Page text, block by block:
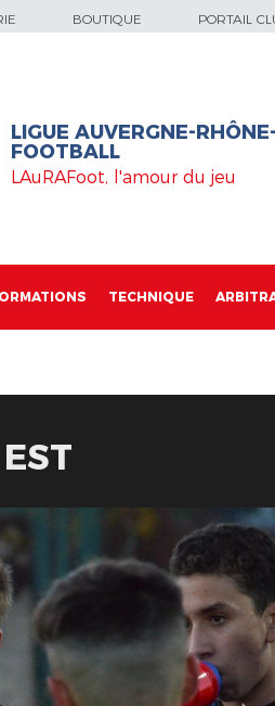
BOUTIQUE PORTAIL
LIGUE AUVERGNE-
FOOTBALL
LAuRAFoot, l'amour du jeu
TECHNIQUE